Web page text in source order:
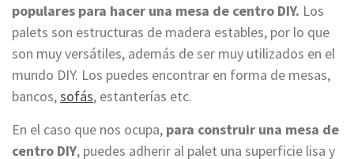
populares para hacer una mesa de centro DIY. Los
palets son estructuras de madera estables, por lo que
son muy versátiles, además de ser muy utilizados en el
mundo DIY. Los puedes encontrar en forma de mesas,
bancos,sofás, estanterías etc.
En el caso que nos ocupa, para construir una mesa de
centro DIY, puedes adherir al palet una superficie lisa y